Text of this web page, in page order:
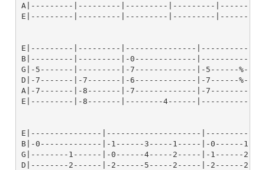
A|---------|---------|---------|---------
E|---------|---------|---------|---------
E|---------|---------|---------------
B|---------|---------|-0-------------
G|-5-------|---------|-7-------------|-5------
D|-7-------|-7-------|-6-------------|-7------
A|-7-------|-8-------|-7-------------|-
E|---------|-8-------|--------4------
E|---------------|--------------------
B|-0-------------|-1------3-----1-----|-0------
G|--------1------|-0------4-----2-----|-1------
D|--------2------|-2------5-----2-----|-2------